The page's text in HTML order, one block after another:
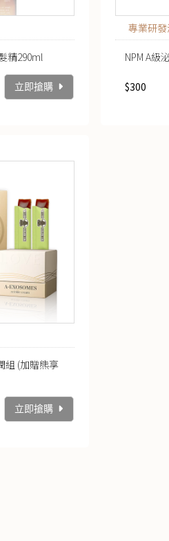
精290ml
立即搶購
專業研
NPM A級
$300
組 (加贈熊享
立即搶購